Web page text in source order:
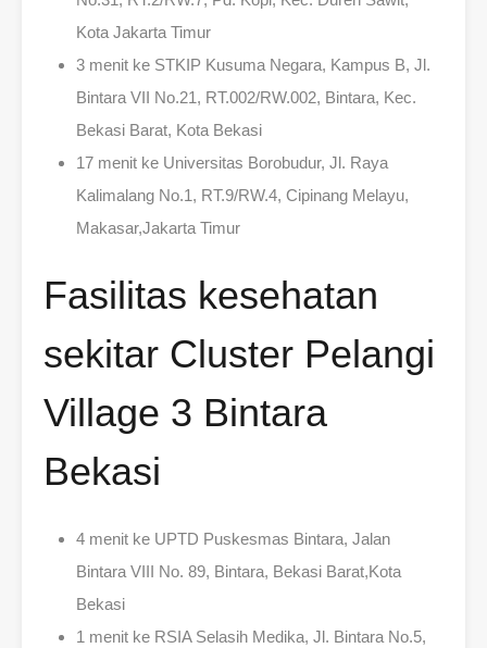
Kota Jakarta Timur
3 menit ke STKIP Kusuma Negara, Kampus B, Jl.
Bintara VII No.21, RT.002/RW.002, Bintara, Kec.
Bekasi Barat, Kota Bekasi
17 menit ke Universitas Borobudur, Jl. Raya
Kalimalang No.1, RT.9/RW.4, Cipinang Melayu,
Makasar,Jakarta Timur
Fasilitas kesehatan
sekitar Cluster Pelangi
Village 3 Bintara
Bekasi
4 menit ke UPTD Puskesmas Bintara, Jalan
Bintara VIII No. 89, Bintara, Bekasi Barat,Kota
Bekasi
1 menit ke RSIA Selasih Medika, Jl. Bintara No.5,